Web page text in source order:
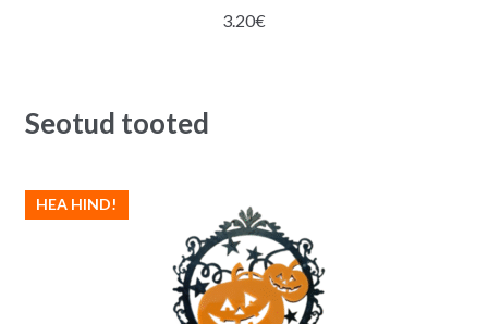
3.20€
Seotud tooted
HEA HIND!